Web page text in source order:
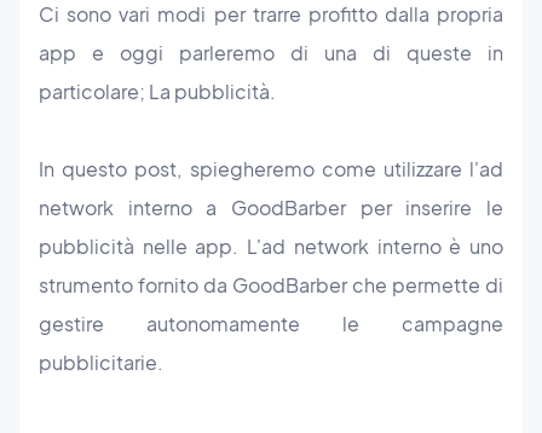
Ci sono vari modi per trarre profitto dalla propria
app e oggi parleremo di una di queste in
particolare; La pubblicità.
In questo post, spiegheremo come utilizzare l'ad
network interno a GoodBarber per inserire le
pubblicità nelle app. L'ad network interno è uno
strumento fornito da GoodBarber che permette di
gestire autonomamente le campagne
pubblicitarie.